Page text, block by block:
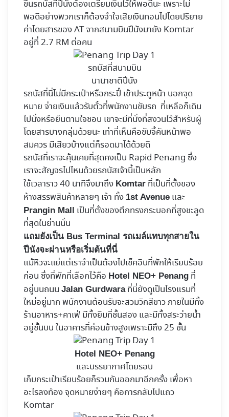
ขึ้นรถบัสที่ปีนังต้องเตรียมเงินไว้ให้พอดีนะ เพราะไม่
พอดีอย่างพวกเราก็ต้องจำใจเสียเงินทอนไปโดยปริยาย
ค่าโดยสารของ AT จากสนามบินปีนังมายัง Komtar
อยู่ที่ 2.7 RM ต่อคน
รถบัสที่สนามบิน
นานาชาติปีนัง
รถบัสที่นี่ไม่มีกระเป๋าหรือกระปี๋ เข้าประตูหน้า บอกจุด
หมาย จ่ายเงินแล้วรับตั๋วที่พนักงานขับรถ ที่เหลือก็เดิน
ไปนั่งหรือยืนตามใจชอบ เขาจะมีที่นั่งที่สงวนไว้สำหรับผู้
โดยสารบางกลุ่มด้วยนะ เท่าที่เห็นคือขับจี้คันหน้าพอ
สมควร มีเสียวบ้างแต่ก็รอดมาได้ด้วยดี
รถบัสที่เราจะคุ้นเคยที่สุดคงเป็น Rapid Penang ซึ่ง
เราจะสัญจรไปไหนด้วยรถบัสเจ้านี้เป็นหลัก
ใช้เวลาราว 40 นาทีจึงมาถึง Komtar ที่เป็นที่ตั้งของ
ห้างสรรพสินค้าหลายๆ เจ้า ทั้ง 1st Avenue และ
Prangin Mall
เป็นที่ตั้งของตึกทรงกระบอกที่สูงชะลูด
ที่สุดในย่านนั้น
แถมยังเป็น Bus Terminal รถเมล์แทบทุกสายใน
ปีนังจะผ่านหรือเริ่มต้นที่นี่
แม้หิวจะแย่แต่เราจำเป็นต้องไปเช็คอินที่พักให้เรียบร้อย
ก่อน ซึ่งที่พักที่เลือกไว้คือ Hotel NEO+ Penang ที่
อยู่บนถนน Jalan Gurdwaraที่นี่ยังดูเป็นโรงแรมที่
ใหม่อยู่มาก พนักงานต้อนรับจะสวมวิกสีขาว ภายในมีทั้ง
ร้านอาหาร+คาเฟ่ มีทั้งยิมที่ชั้นสอง และมีทั้งสระว่ายน้ำ
อยู่ชั้นบน ในอาคารที่ค่อนข้างสูงเพราะมีถึง 25 ชั้น
Hotel NEO+ Penang
และบรรยากาศโดยรอบ
เก็บกระเป๋าเรียบร้อยก็รวมกันออกมาอีกครั้ง เพื่อหา
อะไรลงท้อง จุดหมายง่ายๆ คือการกลับไปแถว
Komtar